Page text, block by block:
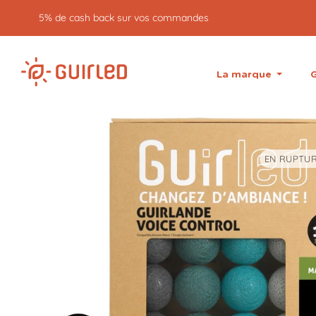
5% de cash back sur vos commandes
La marque
EN